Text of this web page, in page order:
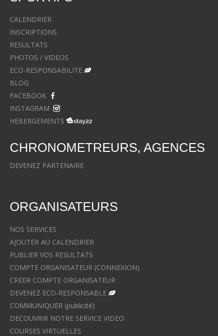
CALENDRIER
INSCRIPTIONS
RESULTATS
PHOTOS / VIDEOS
ECO-RESPONSABILITE
BLOG
FACEBOOK
INSTAGRAM
HEBERGEMENTS
CHRONOMETREURS, AGENCES
DEVENEZ PARTENAIRE
ORGANISATEURS
NOS SERVICES
AJOUTER AU CALENDRIER
PUBLIER VOS RESULTATS
COMPTE ORGANISATEUR (CONNEXION)
CREER COMPTE ORGANISATEUR
DEVENEZ ECO-RESPONSABLE
COMMUNIQUER (publicité)
DECOUVRIR NOTRE SERVICE VIDEO
COURSES VIRTUELLES